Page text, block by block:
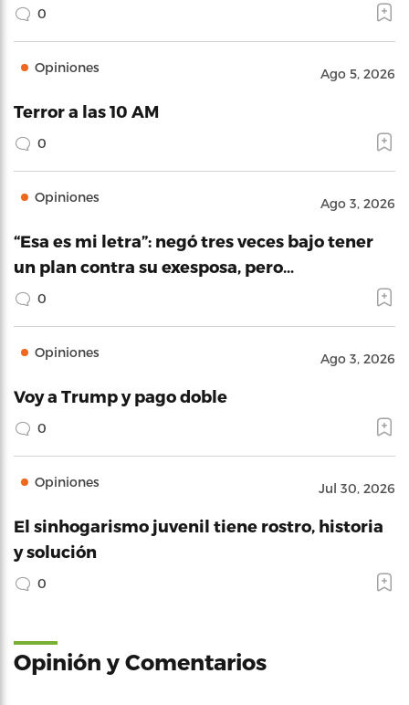
0
Opiniones Ago 5, 2026
Terror a las 10 AM
0
Opiniones Ago 3, 2026
“Esa es mi letra”: negó tres veces bajo tener
un plan contra su exesposa, pero…
0
Opiniones Ago 3, 2026
Voy a Trump y pago doble
0
Opiniones Jul 30, 2026
El sinhogarismo juvenil tiene rostro, historia
y solución
0
Opinión y Comentarios